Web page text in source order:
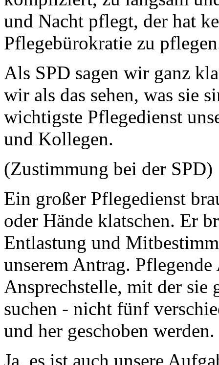
und Nacht pflegt, der hat
Pflegebürokratie zu
Als SPD sagen wir ganz
wir als das sehen, was sie
wichtigste Pflegedienst
und Kollegen.
(Zustimmung bei der SPD)
Ein großer Pflegedienst
oder Hände klatschen. Er
Entlastung und
unserem Antrag.
Ansprechstelle, mit der sie
suchen - nicht fünf
und her geschoben werden.
Ja, es ist auch unsere